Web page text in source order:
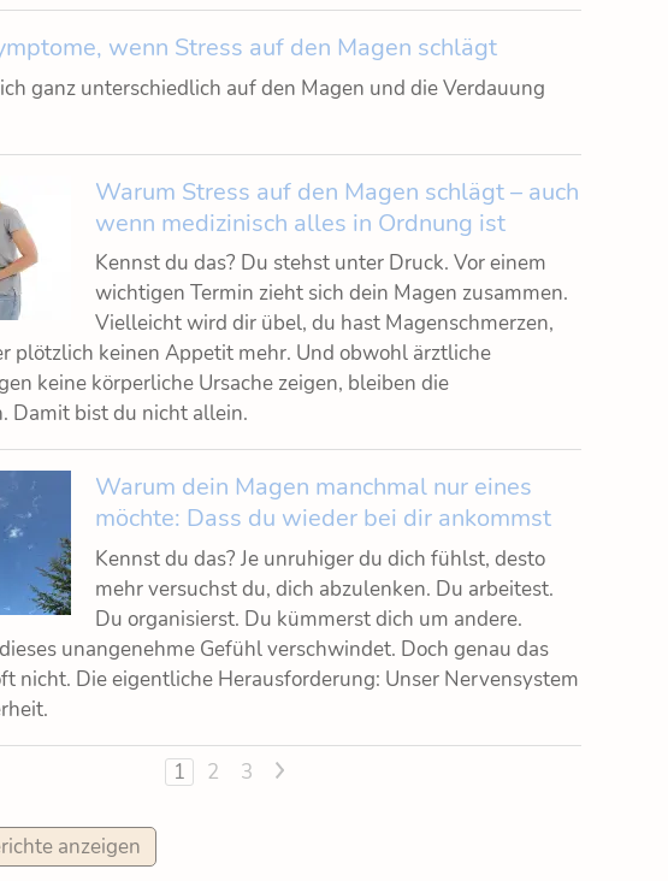
wenn Stress auf den Magen schlägt
ganz unterschiedlich auf den Magen und die Verdauung
Warum Stress auf den Magen schlägt – auch
wenn medizinisch alles in Ordnung ist
Kennst du das? Du stehst unter Druck. Vor einem
wichtigen Termin zieht sich dein Magen zusammen.
Vielleicht wird dir übel, du hast Magenschmerzen,
plötzlich keinen Appetit mehr. Und obwohl ärztliche
keine körperliche Ursache zeigen, bleiben die
Damit bist du nicht allein.
Warum dein Magen manchmal nur eines
möchte: Dass du wieder bei dir ankommst
Kennst du das? Je unruhiger du dich fühlst, desto
mehr versuchst du, dich abzulenken. Du arbeitest.
Du organisierst. Du kümmerst dich um andere.
unangenehme Gefühl verschwindet. Doch genau das
nicht. Die eigentliche Herausforderung: Unser Nervensystem
1 2 3 >
anzeigen